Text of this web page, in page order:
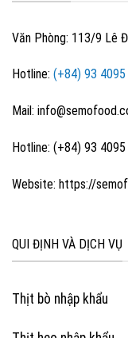
Văn Phòng: 113/9 Lê
Hotline: (+84) 93 4095
Mail:
Hotline: (+84) 93 4095
Website: https://
QUI ĐỊNH VÀ DỊCH VỤ
Thịt bò nhập khẩu